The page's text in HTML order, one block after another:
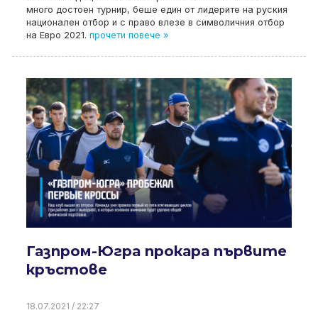
много достоен турнир, беше един от лидерите на руския
национален отбор и с право влезе в символичния отбор
на Евро 2021. прочети повече »
Газпром-Югра прокара първите
кръстове
18.07.2021 / 22:27